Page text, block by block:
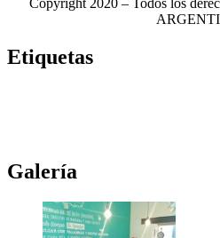
Copyright 2020 – Todos los
Etiquetas
Galería